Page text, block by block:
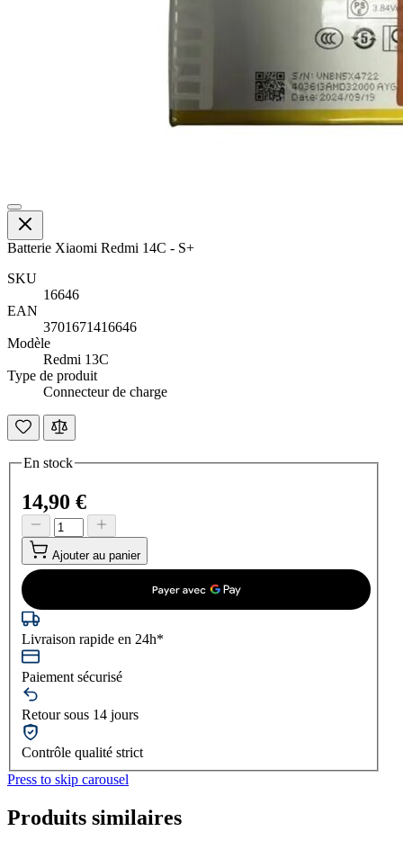
Batterie Xiaomi Redmi 14C - S+
SKU
16646
EAN
3701671416646
Modèle
Redmi 13C
Type de produit
Connecteur de charge
En stock
14,90 €
Ajouter au panier
Livraison rapide en 24h*
Paiement sécurisé
Retour sous 14 jours
Contrôle qualité strict
Press to skip carousel
Produits similaires